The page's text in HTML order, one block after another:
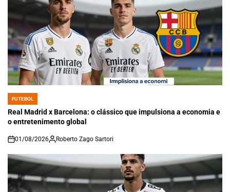
POSTED
IN
FUTEBOL
Real Madrid x Barcelona: o clássico que impulsiona a economia e
o entretenimento global
on
01/08/2026 Roberto Zago Sartori